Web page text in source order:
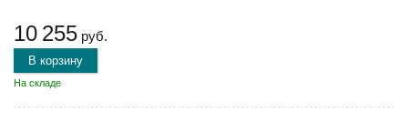
10 255 руб.
В корзину
На складе